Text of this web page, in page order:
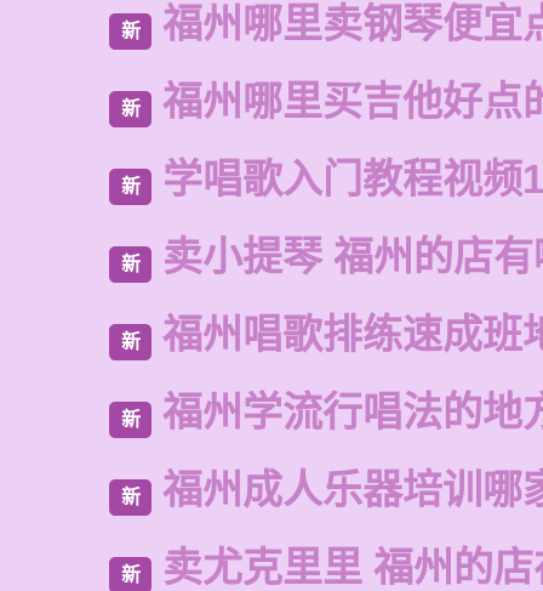
新 福州哪里卖钢琴便宜
新 福州哪里买吉他好点
新 学唱歌入门教程视频
新 卖小提琴 福州的店
新 福州唱歌排练速成班
新 福州学流行唱法的地
新 福州成人乐器培训哪
新 卖尤克里里 福州的